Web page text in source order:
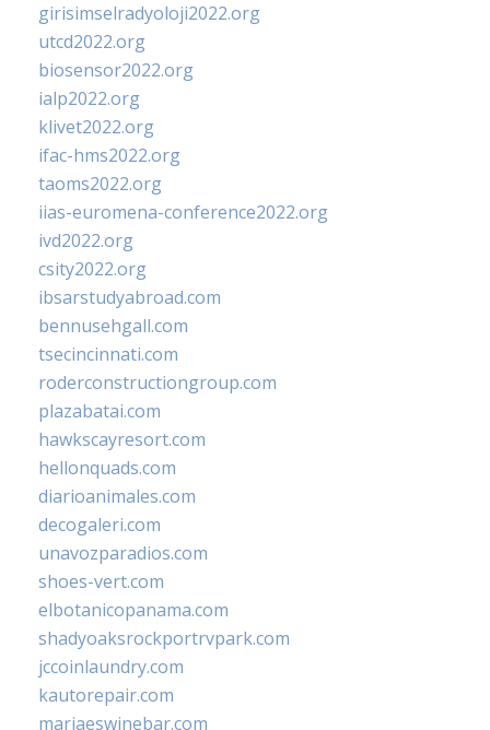
girisimselradyoloji2022.org
utcd2022.org
biosensor2022.org
ialp2022.org
klivet2022.org
ifac-hms2022.org
taoms2022.org
iias-euromena-conference2022.org
ivd2022.org
csity2022.org
ibsarstudyabroad.com
bennusehgall.com
tsecincinnati.com
roderconstructiongroup.com
plazabatai.com
hawkscayresort.com
hellonquads.com
diarioanimales.com
decogaleri.com
unavozparadios.com
shoes-vert.com
elbotanicopanama.com
shadyoaksrockportrvpark.com
jccoinlaundry.com
kautorepair.com
marjaeswinebar.com